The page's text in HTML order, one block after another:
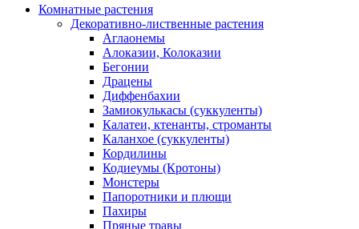
Комнатные растения
Декоративно-лиственные растения
Аглаонемы
Алоказии, Колоказии
Бегонии
Драцены
Диффенбахии
Замиокулькасы (суккуленты)
Калатеи, ктенанты, строманты
Каланхое (суккуленты)
Кордилины
Кодиеумы (Кротоны)
Монстеры
Папоротники и плющи
Пахиры
Пряные травы